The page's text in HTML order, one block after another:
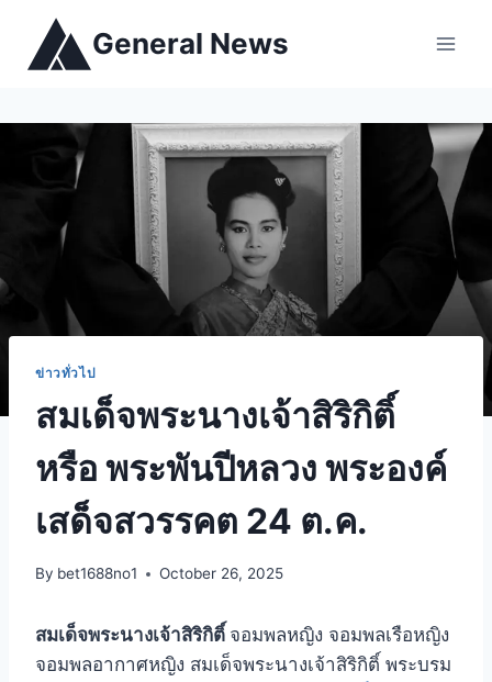
General News
ข่าวทั่วไป
สมเด็จพระนางเจ้าสิริกิติ์
หรือ พระพันปีหลวง พระองค์
เสด็จสวรรคต 24 ต.ค.
By bet1688no1 October 26, 2025
สมเด็จพระนางเจ้าสิริกิติ์ จอมพลหญิง จอมพลเรือหญิง
จอมพลอากาศหญิง สมเด็จพระนางเจ้าสิริกิติ์ พระบรม